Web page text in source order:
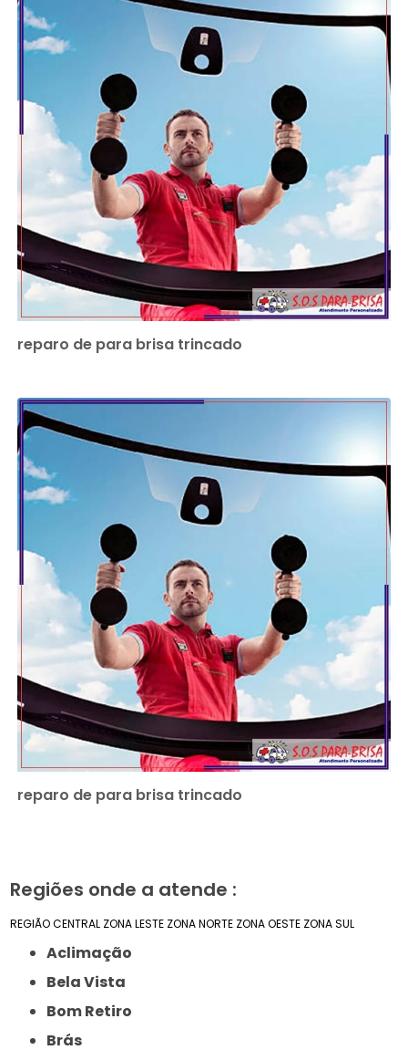
reparo de para brisa trincado
reparo de para brisa trincado
Regiões onde a atende :
REGIÃO CENTRAL ZONA LESTE ZONA NORTE ZONA OESTE ZONA SUL
Aclimação
Bela Vista
Bom Retiro
Brás